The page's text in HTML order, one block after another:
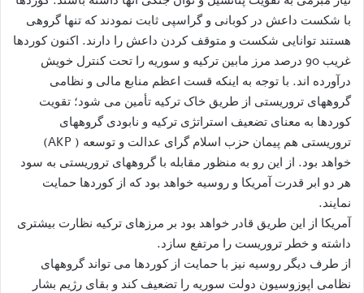
با شکست داعش در کوبانی و گراسپی ثابت نمودند که تنها گروهی
هستند توانایی شکست و متوقف کردن داعش را دارند. اکنون کوردها
غریب 90 درصد مرز مابین ترکیه و سوریه را تحت کنترل خویش
درآورده اند. با توجه به اینکه قست اعظم منابع مالی و نظامی
گروههای تروریستی از طریق خاک ترکیه تأمین می شود؛ تقویت
کوردها به معنای تضعیف استراتژی ترکیه و نابودی گروههای
تروریستی هم پیمان حزب اسلام گرای عدالت و توسعه ( AKP)
خواهد بود. از این رو به منظور مقابله با گروههای تروریستی به سود
هر دو ابر قدرت آمریکا و روسیه خواهد بود که از کوردها حمایت
نمایند.
آمریکا از این طریق قادر خواهد بود بر مرزهای ترکیه نظارت بیشتری
داشته و خطر تروریست را مرتفع سازد.
از طرف دیگر روسیه نیز با حمایت از کوردها می تواند گروههای
نظامی اپوزوسیون دولت سوریه را تضعیف کند و بقای رژیم بشار